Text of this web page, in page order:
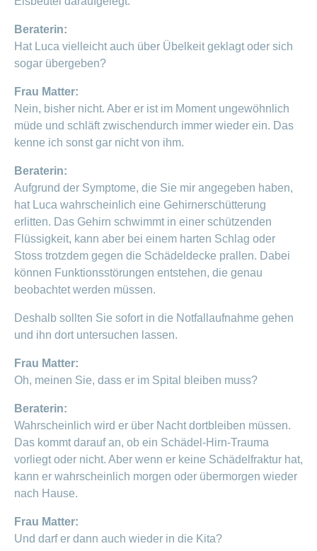
Beraterin:
Hat Luca vielleicht auch über Übelkeit geklagt oder sich
sogar übergeben?
Frau Matter:
Nein, bisher nicht. Aber er ist im Moment ungewöhnlich
müde und schläft zwischendurch immer wieder ein. Das
kenne ich sonst gar nicht von ihm.
Beraterin:
Aufgrund der Symptome, die Sie mir angegeben haben,
hat Luca wahrscheinlich eine Gehirnerschütterung
erlitten. Das Gehirn schwimmt in einer schützenden
Flüssigkeit, kann aber bei einem harten Schlag oder
Stoss trotzdem gegen die Schädeldecke prallen. Dabei
können Funktionsstörungen entstehen, die genau
beobachtet werden müssen.
Deshalb sollten Sie sofort in die Notfallaufnahme gehen
und ihn dort untersuchen lassen.
Frau Matter:
Oh, meinen Sie, dass er im Spital bleiben muss?
Beraterin:
Wahrscheinlich wird er über Nacht dortbleiben müssen.
Das kommt darauf an, ob ein Schädel-Hirn-Trauma
vorliegt oder nicht. Aber wenn er keine Schädelfraktur hat,
kann er wahrscheinlich morgen oder übermorgen wieder
nach Hause.
Frau Matter:
Und darf er dann auch wieder in die Kita?